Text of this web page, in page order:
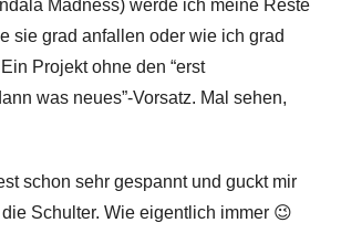
Madness) werde ich meine Reste
sie grad anfallen oder wie ich grad
Projekt ohne den “erst
was neues”-Vorsatz. Mal sehen,
schon sehr gespannt und guckt mir
Schulter. Wie eigentlich immer 😉